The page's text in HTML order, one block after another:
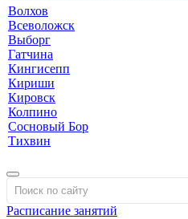
Волхов
Всеволожск
Выборг
Гатчина
Кингисепп
Кириши
Кировск
Колпино
Сосновый Бор
Тихвин
Расписание занятий